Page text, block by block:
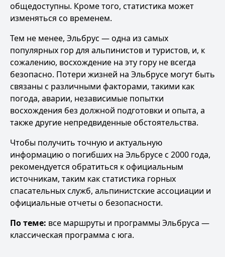
общедоступны. Кроме того, статистика может
изменяться со временем.
Тем не менее, Эльбрус — одна из самых
популярных гор для альпинистов и туристов, и, к
сожалению, восхождение на эту гору не всегда
безопасно. Потери жизней на Эльбрусе могут быть
связаны с различными факторами, такими как
погода, аварии, независимые попытки
восхождения без должной подготовки и опыта, а
также другие непредвиденные обстоятельства.
Чтобы получить точную и актуальную
информацию о погибших на Эльбрусе с 2000 года,
рекомендуется обратиться к официальным
источникам, таким как статистика горных
спасательных служб, альпинистские ассоциации и
официальные отчеты о безопасности.
По теме: все маршруты и программы Эльбруса —
классическая программа с юга.